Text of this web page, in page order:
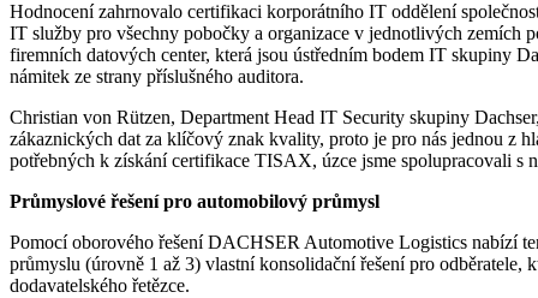
Hodnocení zahrnovalo certifikaci korporátního IT oddělení
IT služby pro všechny pobočky a organizace v jednotlivých zemích
firemních datových center, která jsou ústředním bodem IT skupiny
námitek ze strany příslušného auditora.
Christian von Rützen, Department Head IT Security skupiny
zákaznických dat za klíčový znak kvality, proto je pro nás jednou z
potřebných k získání certifikace TISAX, úzce jsme spolupracovali s
Průmyslové řešení pro automobilový průmysl
Pomocí oborového řešení DACHSER Automotive Logistics nabízí
průmyslu (úrovně 1 až 3) vlastní konsolidační řešení pro odběratele,
dodavatelského řetězce.